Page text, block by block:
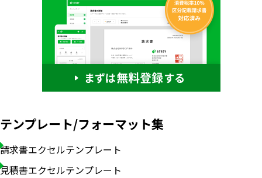
テンプレート/フォーマット集
請求書エクセルテンプレート
見積書エクセルテンプレート